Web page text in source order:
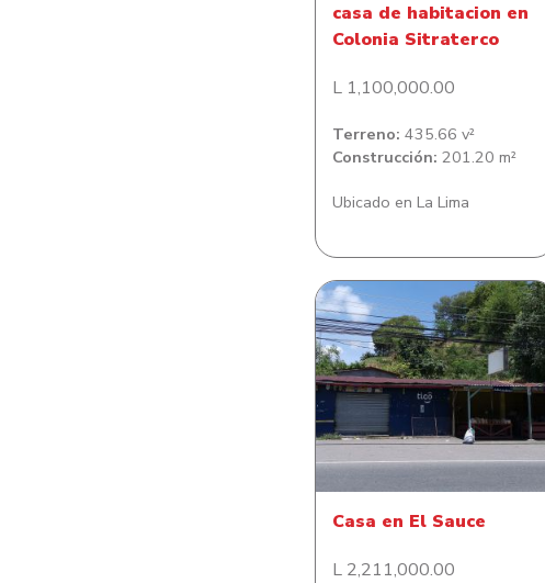
casa de habitacion en
Colonia Sitraterco
L 1,100,000.00
Terreno: 435.66 v²
Construcción: 201.20 m²
Ubicado en La Lima
Casa en El Sauce
Casa en El Sauce
L 2,211,000.00